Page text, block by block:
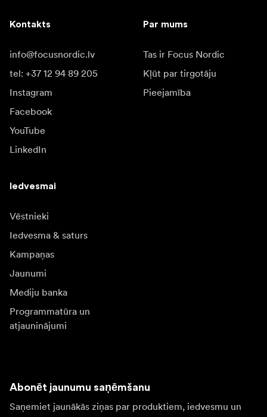
Kontakts
info@focusnordic.lv
tel: +37 12 94 89 205
Instagram
Facebook
YouTube
LinkedIn
Par mums
Tas ir Focus Nordic
Kļūt par tirgotāju
Pieejamība
Iedvesmai
Vēstnieki
Iedvesma & saturs
Kampaņas
Jaunumi
Mediju banka
Programmatūra un
atjauninājumi
Abonēt jaunumu saņēmšanu
Saņemiet jaunākās ziņas par produktiem, iedvesmu un